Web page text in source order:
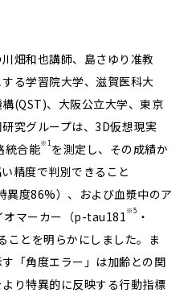
畑和也講師、島さゆり准教
る学習院大学、滋賀医科大
(QST)、大阪公立大学、東京
究グループは、3D仮想現実
統合能※1 を測定し、その成績か
精度で判別できること
異度86%）、および血漿中のア
オマーカー（p-tau181※5 ・
ことを明らかにしました。ま
「角度エラー」は加齢との関
り特異的に反映する行動指標